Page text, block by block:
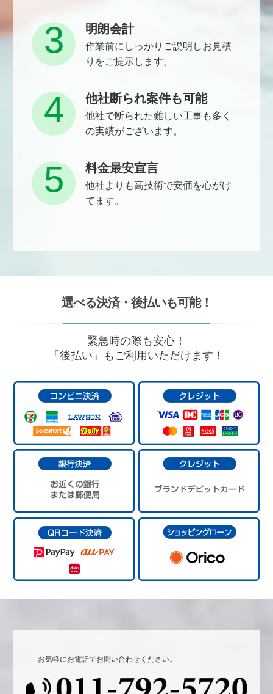
明朗会計
作業前にしっかりご説明しお見積
りをご提示します。
3
他社断られ案件も可能
他社で断られた難しい工事も多く
の実績がございます。
4
料金最安宣言
他社よりも高技術で安価を心がけ
てます。
5
選べる決済・後払いも可能！
緊急時の際も安心！
「後払い」もご利用いただけます！
お気軽にお電話でお問い合わせください。